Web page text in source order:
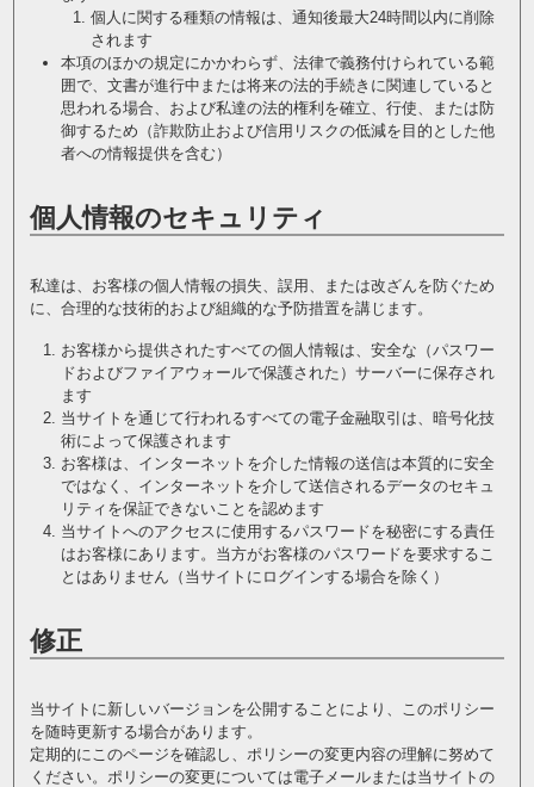
個人に関する種類の情報は、通知後最大24時間以内に削除
されます
本項のほかの規定にかかわらず、法律で義務付けられている範
囲で、文書が進行中または将来の法的手続きに関連していると
思われる場合、および私達の法的権利を確立、行使、または防
御するため（詐欺防止および信用リスクの低減を目的とした他
者への情報提供を含む）
個人情報のセキュリティ
私達は、お客様の個人情報の損失、誤用、または改ざんを防ぐため
に、合理的な技術的および組織的な予防措置を講じます。
お客様から提供されたすべての個人情報は、安全な（パスワー
ドおよびファイアウォールで保護された）サーバーに保存され
ます
当サイトを通じて行われるすべての電子金融取引は、暗号化技
術によって保護されます
お客様は、インターネットを介した情報の送信は本質的に安全
ではなく、インターネットを介して送信されるデータのセキュ
リティを保証できないことを認めます
当サイトへのアクセスに使用するパスワードを秘密にする責任
はお客様にあります。当方がお客様のパスワードを要求するこ
とはありません（当サイトにログインする場合を除く）
修正
当サイトに新しいバージョンを公開することにより、このポリシー
を随時更新する場合があります。
定期的にこのページを確認し、ポリシーの変更内容の理解に努めて
ください。ポリシーの変更については電子メールまたは当サイトの